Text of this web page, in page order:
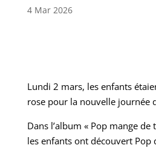
4 Mar 2026
Lundi 2 mars, les enfants
rose pour la nouvelle journée
Dans l’album « Pop mange de
les enfants ont découvert Pop